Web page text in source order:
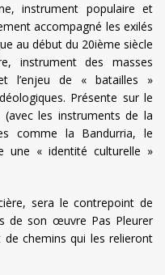
instrument populaire et
accompagné les exilés
au début du 20ième siècle
instrument des masses
l’enjeu de « batailles »
Présente sur le
les instruments de la
comme la Bandurria, le
une « identité culturelle »
sera le contrepoint de
de son œuvre Pas Pleurer
chemins qui les relieront